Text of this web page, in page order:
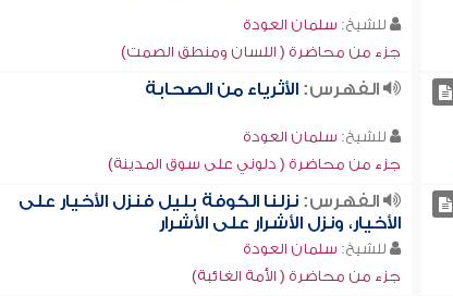
للشيخ: سلمان العودة
جزء من محاضرة ( اللسان ومنطق الصمت)
الفهرس: الأثرياء من الصحابة
للشيخ: سلمان العودة
جزء من محاضرة ( دلوني على سوق المدينة)
الفهرس: نزلنا الكوفة بليل فنزل الأخيار على
الأخيار، ونزل الأشرار على الأشرار
للشيخ: سلمان العودة
جزء من محاضرة ( الأمة الغائبة)